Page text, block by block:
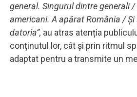
general. Singurul dintre generali /
americani. A apărat România /
datoria”, au atras atenția
conținutul lor, cât și prin ritmul
adaptat pentru a transmite un